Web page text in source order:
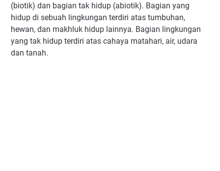
(biotik) dan bagian tak hidup (abiotik). Bagian yang
hidup di sebuah lingkungan terdiri atas tumbuhan,
hewan, dan makhluk hidup lainnya. Bagian lingkungan
yang tak hidup terdiri atas cahaya matahari, air, udara
dan tanah.